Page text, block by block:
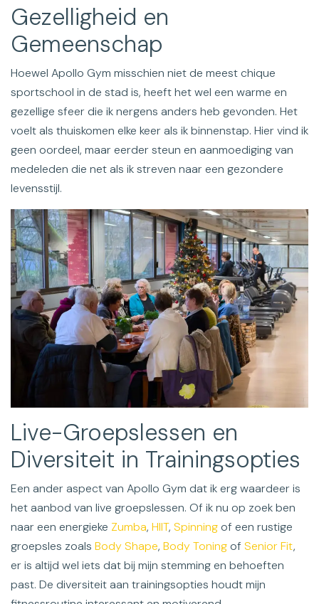
Gezelligheid en
Gemeenschap
Hoewel Apollo Gym misschien niet de meest chique
sportschool in de stad is, heeft het wel een warme en
gezellige sfeer die ik nergens anders heb gevonden. Het
voelt als thuiskomen elke keer als ik binnenstap. Hier vind ik
geen oordeel, maar eerder steun en aanmoediging van
medeleden die net als ik streven naar een gezondere
levensstijl.
Live-Groepslessen en
Diversiteit in Trainingsopties
Een ander aspect van Apollo Gym dat ik erg waardeer is
het aanbod van live groepslessen. Of ik nu op zoek ben
naar een energieke Zumba, HIIT, Spinning of een rustige
groepsles zoals Body Shape, Body Toning of Senior Fit,
er is altijd wel iets dat bij mijn stemming en behoeften
past. De diversiteit aan trainingsopties houdt mijn